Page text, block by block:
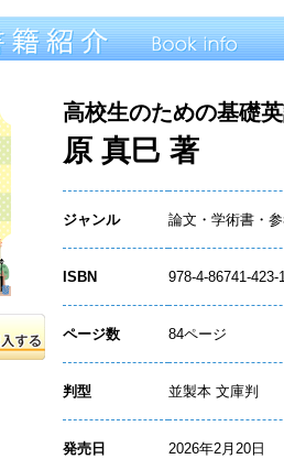
高校生のための基礎
原 真巳 著
ジャンル 論文・学術書・
ISBN 978-4-86741-423-
ページ数 84ページ
判型 並製本 文庫判
発売日 2026年2月20日